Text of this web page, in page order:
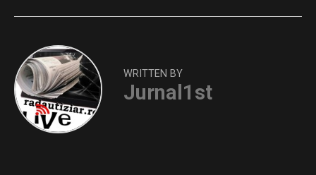
WRITTEN BY
Jurnal1st